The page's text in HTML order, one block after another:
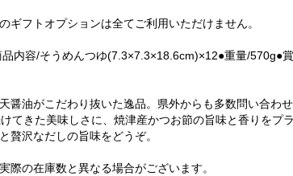
フトオプションは全てご利用いただけません。
内容/そうめんつゆ(7.3×7.3×18.6cm)×12●重量/570g●賞
醤油がこだわり抜いた逸品。県外からも多数問い合わせ
てきた美味しさに、焼津産かつお節の旨味と香りをプラ
贅沢なだしの旨味をどうぞ。
の在庫数と異なる場合がございます。